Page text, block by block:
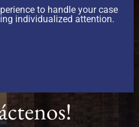
to handle your case
individualized attention.